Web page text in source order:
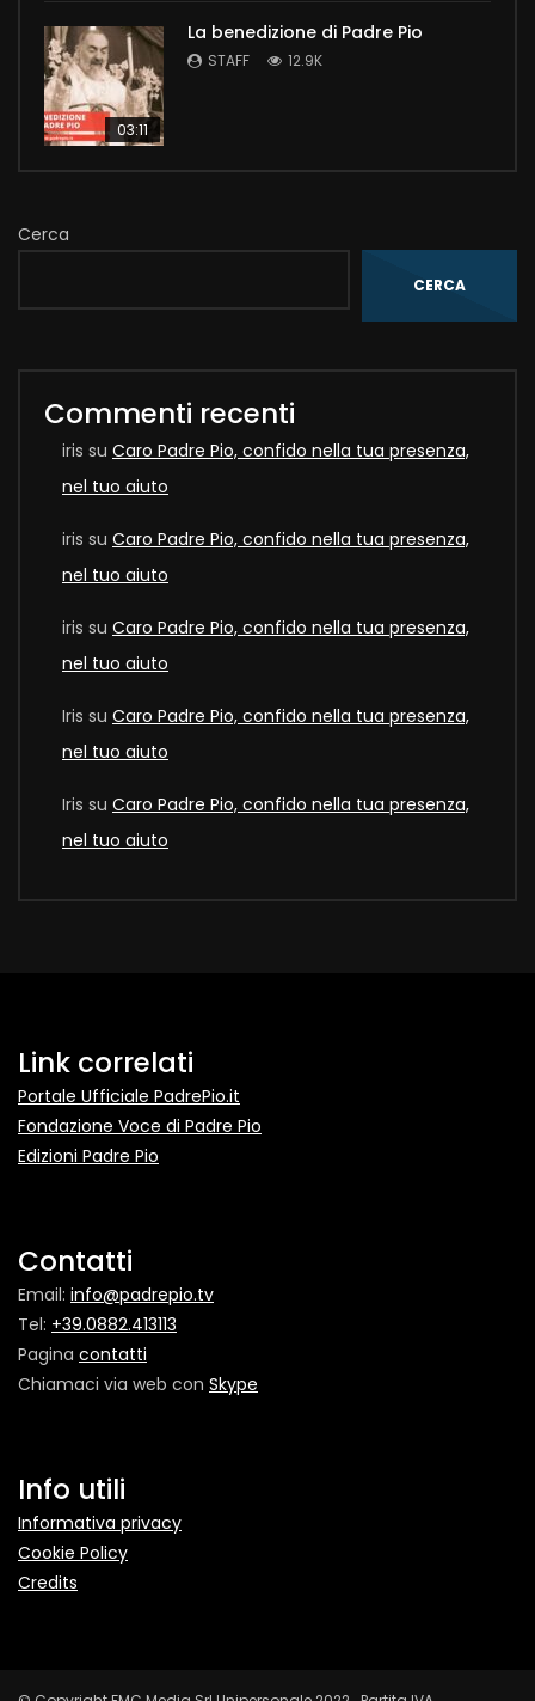
03:11
La benedizione di Padre Pio
STAFF 12.9K
Cerca
CERCA
Commenti recenti
iris su Caro Padre Pio, confido nella tua presenza,
nel tuo aiuto
iris su Caro Padre Pio, confido nella tua presenza,
nel tuo aiuto
iris su Caro Padre Pio, confido nella tua presenza,
nel tuo aiuto
Iris su Caro Padre Pio, confido nella tua presenza,
nel tuo aiuto
Iris su Caro Padre Pio, confido nella tua presenza,
nel tuo aiuto
Link correlati
Portale Ufficiale PadrePio.it
Fondazione Voce di Padre Pio
Edizioni Padre Pio
Contatti
Email: info@padrepio.tv
Tel: +39.0882.413113
Pagina contatti
Chiamaci via web con Skype
Info utili
Informativa privacy
Cookie Policy
Credits